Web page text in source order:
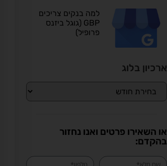
למה בנקים צריכים
GBP (גוגל ביזנס
פרופיל)
ארכיון בלוג
או השאירו פרטים ואנו נחזור
בהקדם: